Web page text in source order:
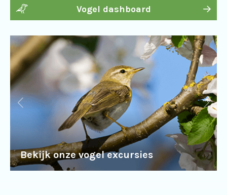
Vogel dashboard
Bekijk onze vogel excursies